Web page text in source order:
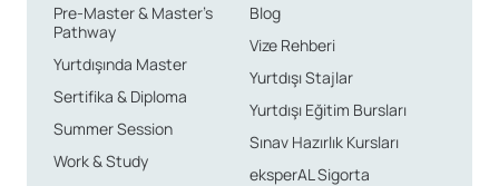
Pre-Master & Master’s
Pathway
Yurtdışında Master
Sertifika & Diploma
Summer Session
Work & Study
Blog
Vize Rehberi
Yurtdışı Stajlar
Yurtdışı Eğitim Bursları
Sınav Hazırlık Kursları
eksperAL Sigorta